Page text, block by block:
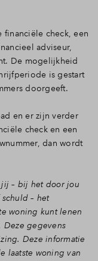
Inloggen
financiële check, een
adviseur,
De mogelijkheid
is gestart
doorgeeft.
en er zijn verder
check en een
dan wordt
– bij het door jou
– het
woning kunt lenen
gegevens
Deze informatie
laatste woning van